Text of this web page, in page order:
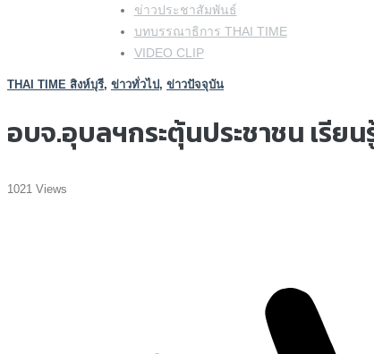
ข่าวประชาสัมพันธ์
บทบรรณาธิการ THAI TIME
VIDEO CLIP
THAI TIME สิงห์บุรี, ข่าวทั่วไป, ข่าวปัจจุบัน
อบจ.อุบลฯกระตุ้นประชาชน เรียน
1021 Views